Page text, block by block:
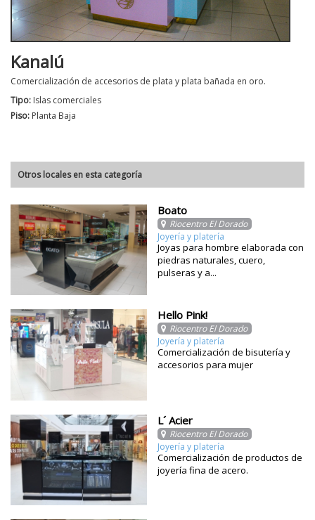
Kanalú
Comercialización de accesorios de plata y plata bañada en oro.
Tipo: Islas comerciales
Piso: Planta Baja
Otros locales en esta categoría
Boato
Riocentro El Dorado
Joyería y platería
Joyas para hombre elaborada con
piedras naturales, cuero,
pulseras y a...
Hello Pink!
Riocentro El Dorado
Joyería y platería
Comercialización de bisutería y
accesorios para mujer
L´ Acier
Riocentro El Dorado
Joyería y platería
Comercialización de productos de
joyería fina de acero.